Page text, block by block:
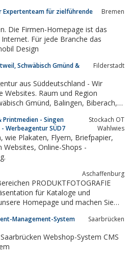
Expertenteam für zielführende
Bremen
Die Firmen-Homepage ist das
Für jede Branche das
Design
Schwäbisch Gmünd &
Filderstadt
aus Süddeutschland - Wir
Websites. Raum und Region
- Singen
Werbeagentur SÜD7
Stockach OT
Wahlwies
Aschaffenburg
PRODUKTFOTOGRAFIE
für Kataloge und
Homepage und machen Sie
Management-System
Saarbrücken
Webshop-System CMS